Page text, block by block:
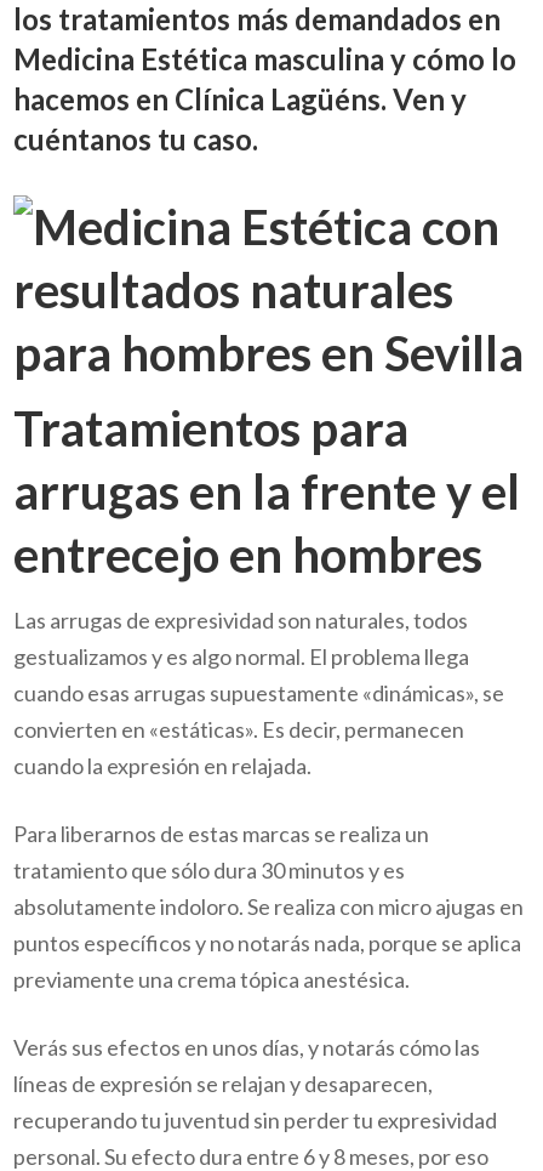
los tratamientos más demandados en
Medicina Estética masculina y cómo lo
hacemos en Clínica Lagüéns. Ven y
cuéntanos tu caso.
Tratamientos para
arrugas en la frente y el
entrecejo en hombres
Las arrugas de expresividad son naturales, todos
gestualizamos y es algo normal. El problema llega
cuando esas arrugas supuestamente «dinámicas», se
convierten en «estáticas». Es decir, permanecen
cuando la expresión en relajada.
Para liberarnos de estas marcas se realiza un
tratamiento que sólo dura 30 minutos y es
absolutamente indoloro. Se realiza con micro ajugas en
puntos específicos y no notarás nada, porque se aplica
previamente una crema tópica anestésica.
Verás sus efectos en unos días, y notarás cómo las
líneas de expresión se relajan y desaparecen,
recuperando tu juventud sin perder tu expresividad
personal. Su efecto dura entre 6 y 8 meses, por eso